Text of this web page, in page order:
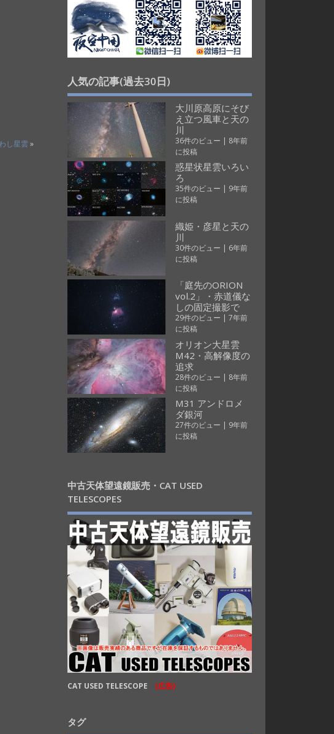
し星雲»
人気の記事(過去30日)
大川原高原にそび
え立つ風車と天の
川
36件のビュー | 8年前
に投稿
惑星状星雲いろい
ろ
35件のビュー | 9年前
に投稿
織姫・彦星と天の
川
30件のビュー | 6年前
に投稿
「庭先のORION
vol.2」・赤道儀な
しの固定撮影で
29件のビュー | 7年前
に投稿
オリオン大星雲
M42・高解像度の
追求
28件のビュー | 8年前
に投稿
M31 アンドロメ
ダ銀河
27件のビュー | 9年前
に投稿
中古天体望遠鏡販売・CAT USED
TELESCOPES
CAT USED TELESCOPE (広告)
タグ